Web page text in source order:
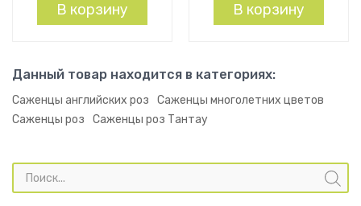
В корзину В корзину
Данный товар находится в категориях:
Саженцы английских роз
Саженцы многолетних цветов
Саженцы роз
Саженцы роз Тантау
Поиск
товаров